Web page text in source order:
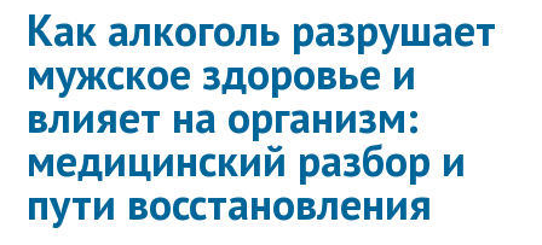
Как алкоголь разрушает
мужское здоровье и
влияет на организм:
медицинский разбор и
пути восстановления